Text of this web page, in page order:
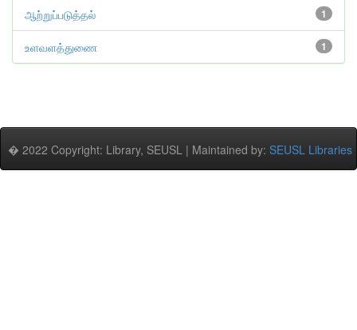
1
ஆற்றுப்படுத்தல்
1
உளவளத்துணை
� 2022 Copyright: Library, SEUSL | Maintained by: SEUSL Libraries